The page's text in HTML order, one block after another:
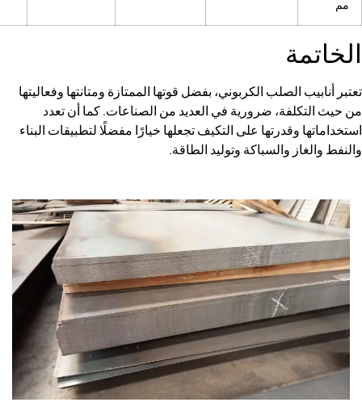
الكربوني، بفضل قوتها الممتازة ومتانتها وفعاليتها
ضرورية في العديد من الصناعات. كما أن تعدد
على التكيف تجعلها خيارًا مفضلًا لتطبيقات البناء
والسباكة وتوليد الطاقة.